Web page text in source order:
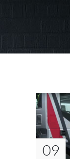
09